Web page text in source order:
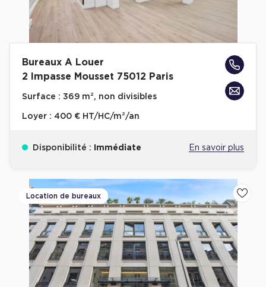
Bureaux A Louer
2 Impasse Mousset 75012 Paris
Surface : 369 m², non divisibles
Loyer : 400 € HT/HC/m²/an
Disponibilité : Immédiate En savoir plus
Location de bureaux